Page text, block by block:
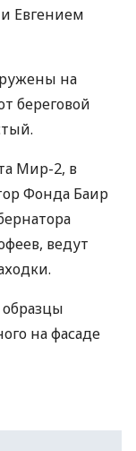
Евгением
на
береговой
Мир-2, в
Фонда Баир
ведут
на фасаде